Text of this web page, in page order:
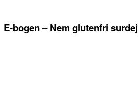
E-bogen – Nem glutenfri